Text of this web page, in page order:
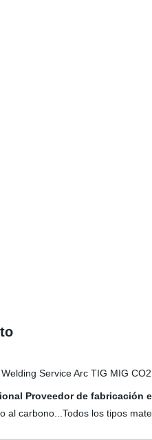
Proveedor de fabricación
al carbono...Todos los tipos